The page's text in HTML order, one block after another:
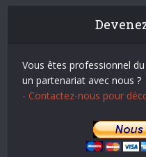
Vous êtes professionnel
un partenariat avec nous ?
- Contactez-nous pour